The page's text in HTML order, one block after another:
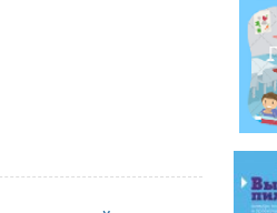
приема документов на
Якутск» по 20 апреля 2026 года.